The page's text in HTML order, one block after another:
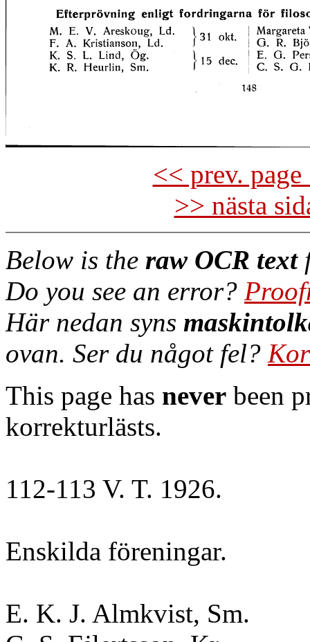
<< prev.
>> nästa
Below is the raw OCR text
Do you see an error?
Här nedan syns
ovan. Ser du något fel?
This page has never been
korrekturlästs.
112-113 V. T. 1926.
Enskilda föreningar.
E. K. J. Almkvist, Sm.